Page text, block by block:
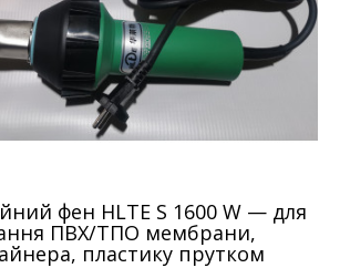
фен HLTE S 1600 W — для
ПВХ/ТПО мембрани,
пластику прутком